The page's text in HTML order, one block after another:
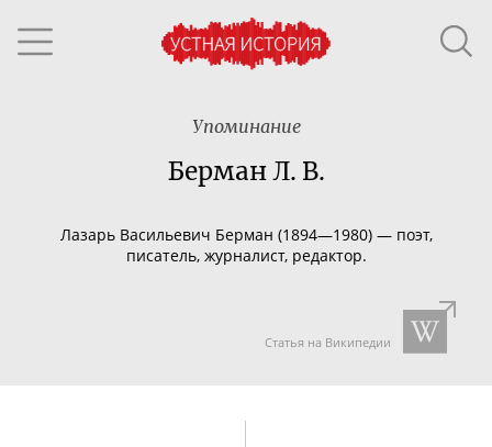
Упоминание
Берман Л. В.
Лазарь Васильевич Берман (1894—1980) — поэт,
писатель, журналист, редактор.
Статья на Википедии